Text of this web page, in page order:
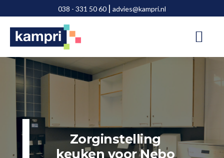
naar
hoofd
inhoud
naar
voettekst
038 - 331 50 60 | advies@kampri.nl
Zorginstelling
keukenvoor Nebo